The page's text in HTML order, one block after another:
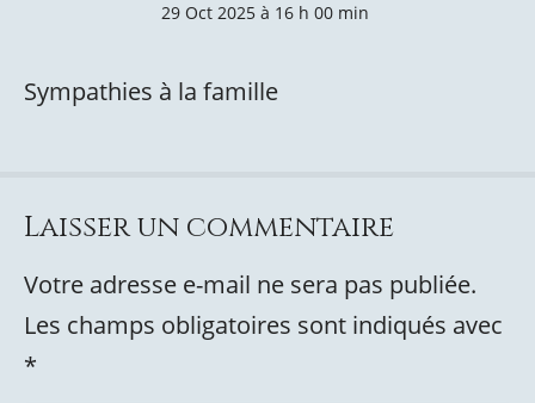
29 Oct 2025 à 16 h 00 min
Sympathies à la famille
Laisser un commentaire
Votre adresse e-mail ne sera pas publiée.
Les champs obligatoires sont indiqués avec
*